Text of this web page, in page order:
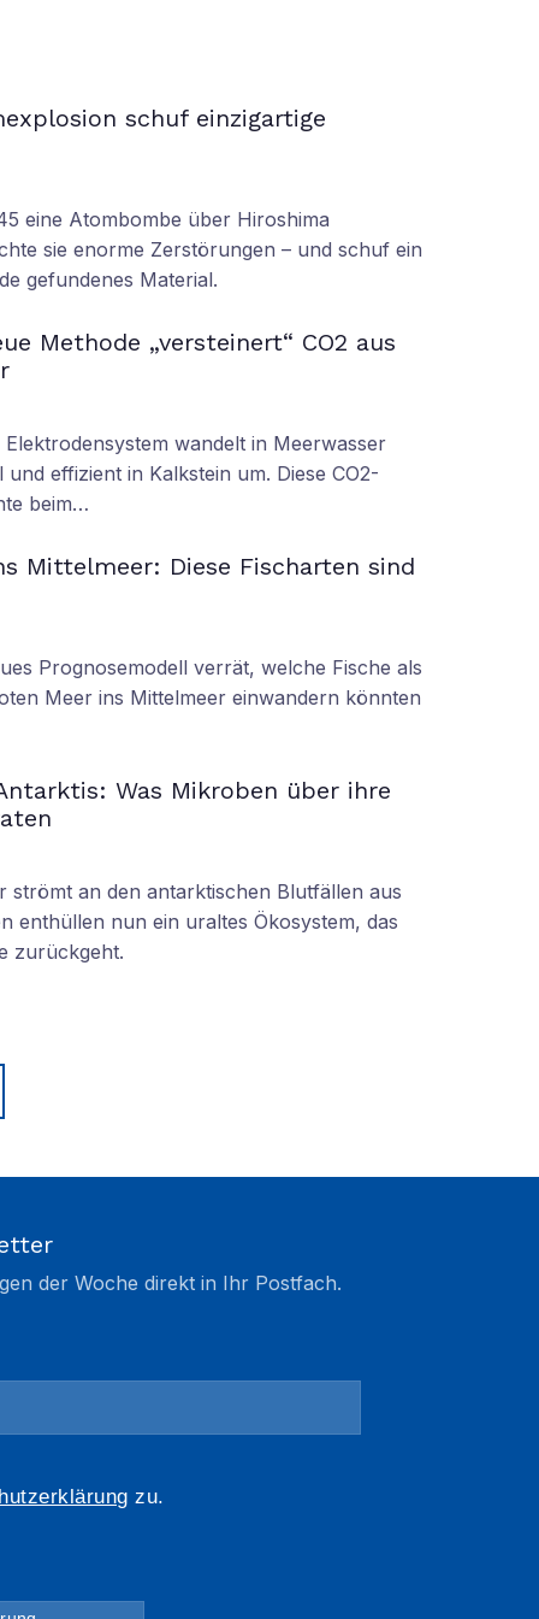
schuf einzigartige
eine Atombombe über Hiroshima
sie enorme Zerstörungen – und schuf ein
gefundenes Material.
Methode „versteinert“ CO2 aus
wandelt in Meerwasser
und effizient in Kalkstein um. Diese CO2-
beim…
Mittelmeer: Diese Fischarten sind
Prognosemodell verrät, welche Fische als
Meer ins Mittelmeer einwandern könnten
Was Mikroben über ihre
strömt an den antarktischen Blutfällen aus
enthüllen nun ein uraltes Ökosystem, das
zurückgeht.
der Woche direkt in Ihr Postfach.